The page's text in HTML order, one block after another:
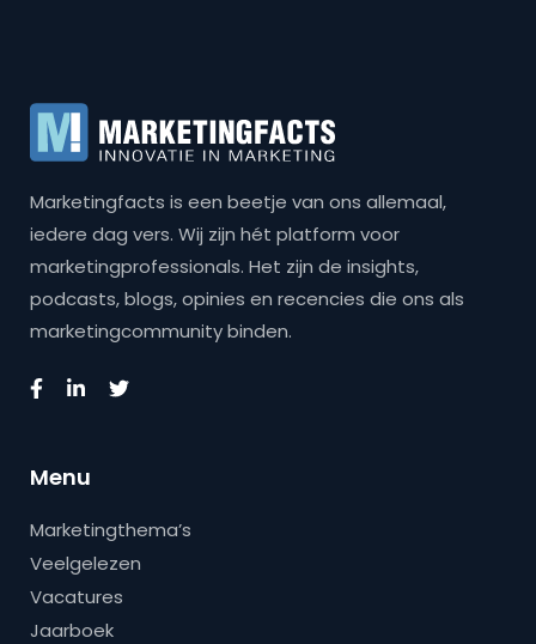
Marketingfacts is een beetje van ons allemaal,
iedere dag vers. Wij zijn hét platform voor
marketingprofessionals. Het zijn de insights,
podcasts, blogs, opinies en recencies die ons als
marketingcommunity binden.
Menu
Marketingthema’s
Veelgelezen
Vacatures
Jaarboek